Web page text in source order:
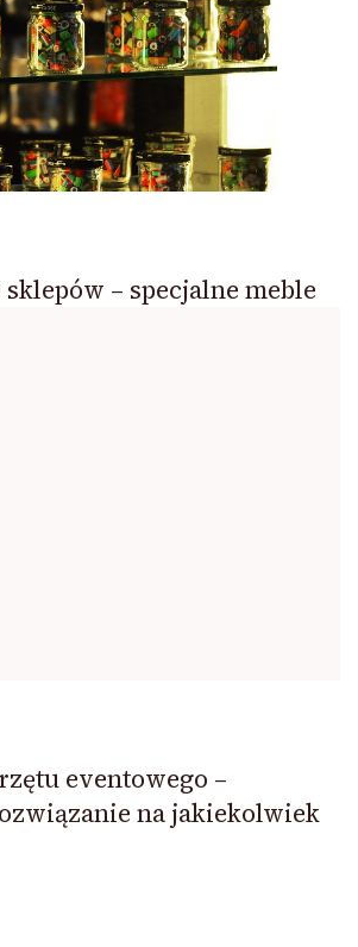
– specjalne meble
eventowego –
na jakiekolwiek